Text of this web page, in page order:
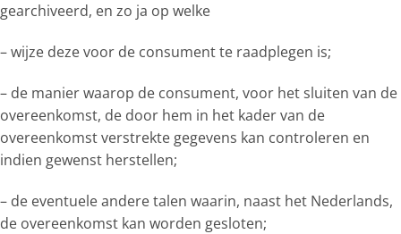
gearchiveerd, en zo ja op welke
– wijze deze voor de consument te raadplegen is;
– de manier waarop de consument, voor het sluiten van de
overeenkomst, de door hem in het kader van de
overeenkomst verstrekte gegevens kan controleren en
indien gewenst herstellen;
– de eventuele andere talen waarin, naast het Nederlands,
de overeenkomst kan worden gesloten;